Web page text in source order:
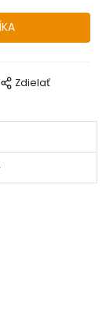
Zdielať